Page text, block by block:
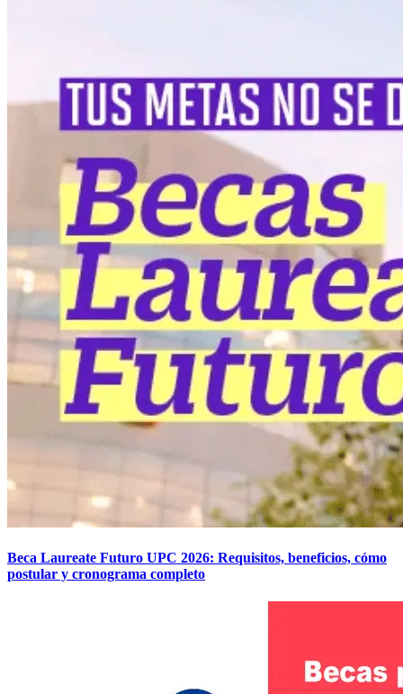
Beca Laureate Futuro UPC 2026: Requisitos, beneficios, cómo
postular y cronograma completo